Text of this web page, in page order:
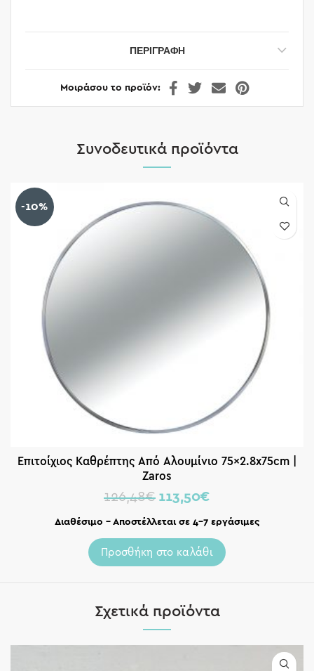
ΠΕΡΙΓΡΑΦΉ
Μοιράσου το προϊόν
Συνοδευτικά προϊόντα
-10%
Επιτοίχιος Καθρέπτης Από Αλουμίνιο 75×2.8x75cm |
Zaros
126,48€ 113,50€
Διαθέσιμο – Αποστέλλεται σε 4-7 εργάσιμες
Προσθήκη στο καλάθι
Σχετικά προϊόντα